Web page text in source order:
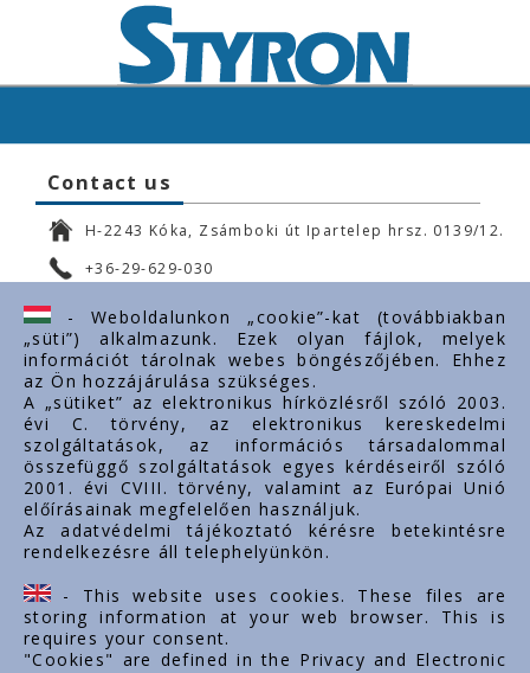
Contact us
H-2243 Kóka, Zsámboki út Ipartelep hrsz. 0139/12.
+36-29-629-030
ertekesites@styron.hu
export@styron.hu
www.styron.hu
Important links
About us
Documents
Contacts
Career
- Weboldalunkon „cookie”-kat (továbbiakban
„süti”) alkalmazunk. Ezek olyan fájlok, melyek
információt tárolnak webes böngészőjében. Ehhez
az Ön hozzájárulása szükséges.
A „sütiket” az elektronikus hírközlésről szóló 2003.
évi C. törvény, az elektronikus kereskedelmi
szolgáltatások, az információs társadalommal
összefüggő szolgáltatások egyes kérdéseiről szóló
2001. évi CVIII. törvény, valamint az Európai Unió
előírásainak megfelelően használjuk.
Az adatvédelmi tájékoztató kérésre betekintésre
rendelkezésre áll telephelyünkön.
- This website uses cookies. These files are
storing information at your web browser. This is
requires your consent.
"Cookies" are defined in the Privacy and Electronic